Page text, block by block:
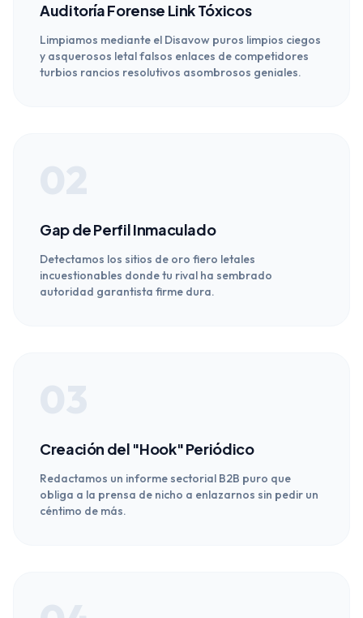
Auditoría Forense Link Tóxicos
Limpiamos mediante el Disavow puros limpios ciegos
y asquerosos letal falsos enlaces de competidores
turbios rancios resolutivos asombrosos geniales.
Gap de Perfil Inmaculado
Detectamos los sitios de oro fiero letales
incuestionables donde tu rival ha sembrado
autoridad garantista firme dura.
Creación del "Hook" Periódico
Redactamos un informe sectorial B2B puro que
obliga a la prensa de nicho a enlazarnos sin pedir un
céntimo de más.